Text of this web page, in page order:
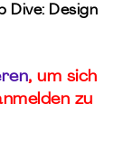
Dive: Design
, um sich
zu